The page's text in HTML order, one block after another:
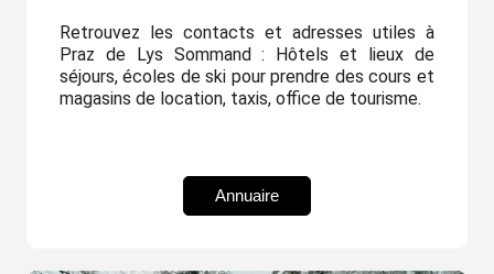
Retrouvez les contacts et adresses utiles à
Praz de Lys Sommand : Hôtels et lieux de
séjours, écoles de ski pour prendre des cours et
magasins de location, taxis, office de tourisme.
Annuaire